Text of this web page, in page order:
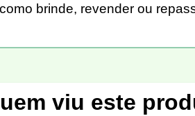
brinde, revender ou
viu este